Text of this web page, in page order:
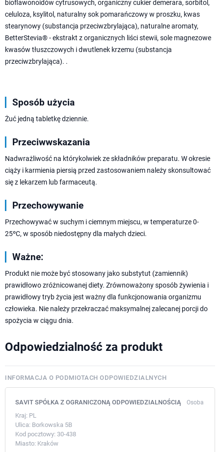
bioflawonoidów cytrusowych, organiczny cukier demerara, sorbitol,
celuloza, ksylitol, naturalny sok pomarańczowy w proszku, kwas
stearynowy (substancja przeciwzbrylająca), naturalne aromaty,
BetterStevia® - ekstrakt z organicznych liści stewii, sole magnezowe
kwasów tłuszczowych i dwutlenek krzemu (substancja
przeciwzbrylająca). .
Sposób użycia
Żuć jedną tabletkę dziennie.
Przeciwwskazania
Nadwrażliwość na którykolwiek ze składników preparatu. W okresie
ciąży i karmienia piersią przed zastosowaniem należy skonsultować
się z lekarzem lub farmaceutą.
Przechowywanie
Przechowywać w suchym i ciemnym miejscu, w temperaturze 0-
25ºC, w sposób niedostępny dla małych dzieci.
Ważne:
Produkt nie może być stosowany jako substytut (zamiennik)
prawidłowo zróżnicowanej diety. Zrównoważony sposób żywienia i
prawidłowy tryb życia jest ważny dla funkcjonowania organizmu
człowieka. Nie należy przekraczać maksymalnej zalecanej porcji do
spożycia w ciągu dnia.
Odpowiedzialność za produkt
INFORMACJA O PODMIOTACH ODPOWIEDZIALNYCH
SAVIT SPÓŁKA Z OGRANICZONĄ ODPOWIEDZIALNOŚCIĄ Osoba
Kraj: PL
Ulica: Borkowska 5B
Kod pocztowy: 30-438
Miasto: Kraków